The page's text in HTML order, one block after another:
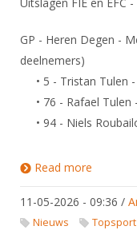
GP - Heren Degen -
deelnemers)
• 5 - Tristan Tulen -
• 76 - Rafael Tulen
• 94 - Niels
Read more
11-05-2026 - 09:36 /
Nieuws Topsport